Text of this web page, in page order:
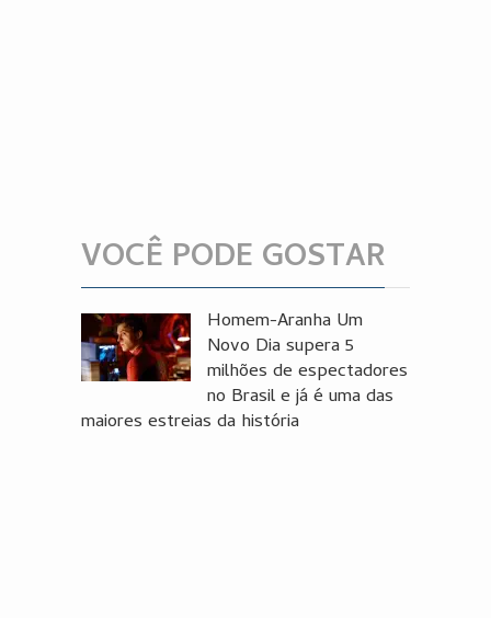
VOCÊ PODE GOSTAR
Homem-Aranha Um
Novo Dia supera 5
milhões de espectadores
no Brasil e já é uma das
maiores estreias da história